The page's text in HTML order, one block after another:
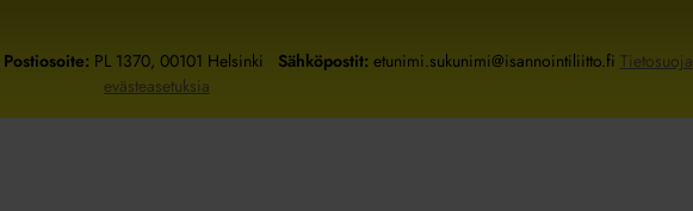
Postiosoite: PL 1370, 00101 Helsinki Sähköpostit: etunimi.sukunimi@isannointiliitto.fi Tietosuoja
evästeasetuksia